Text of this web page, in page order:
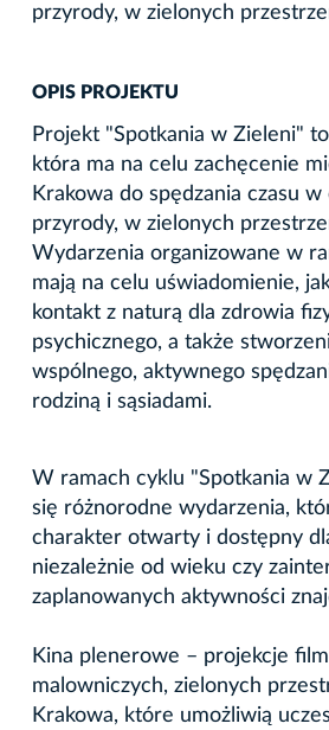
przyrody, w zielonych
OPIS PROJEKTU
Projekt "Spotkania w Zieleni"
która ma na celu zachęcenie
Krakowa do spędzania czasu
przyrody, w zielonych
Wydarzenia organizowane w
mają na celu uświadomienie,
kontakt z naturą dla zdrowia
psychicznego, a także
wspólnego, aktywnego
rodziną i sąsiadami.
W ramach cyklu "Spotkania w
się różnorodne wydarzenia,
charakter otwarty i dostępny
niezależnie od wieku czy
zaplanowanych aktywności
Kina plenerowe – projekcje
malowniczych, zielonych
Krakowa, które umożliwią